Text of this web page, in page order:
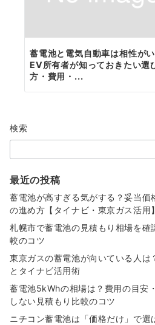
蓄電池と電気自動車は相性が
EV所有者が知っておきたい選
方・費用・...
検索
最近の投稿
蓄電池が高すぎる気がする？妥当価
の進め方【タイナビ・東京ガス活用】
札幌市で蓄電池の見積もり相場を確
較のコツ
東京ガスの蓄電池が向いている人は
とタイナビ活用術
蓄電池5kWhの相場は？費用の目安
しない見積もり比較のコツ
ニチコン蓄電池は「価格だけ」で選